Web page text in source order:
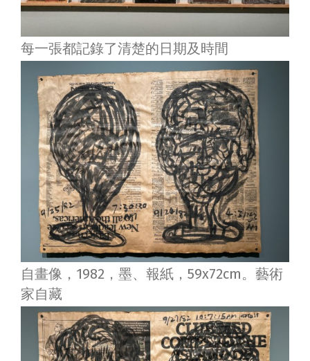
每一張都記錄了清楚的日期及時間
自畫像，1982，墨、報紙，59x72cm。藝術
家自藏